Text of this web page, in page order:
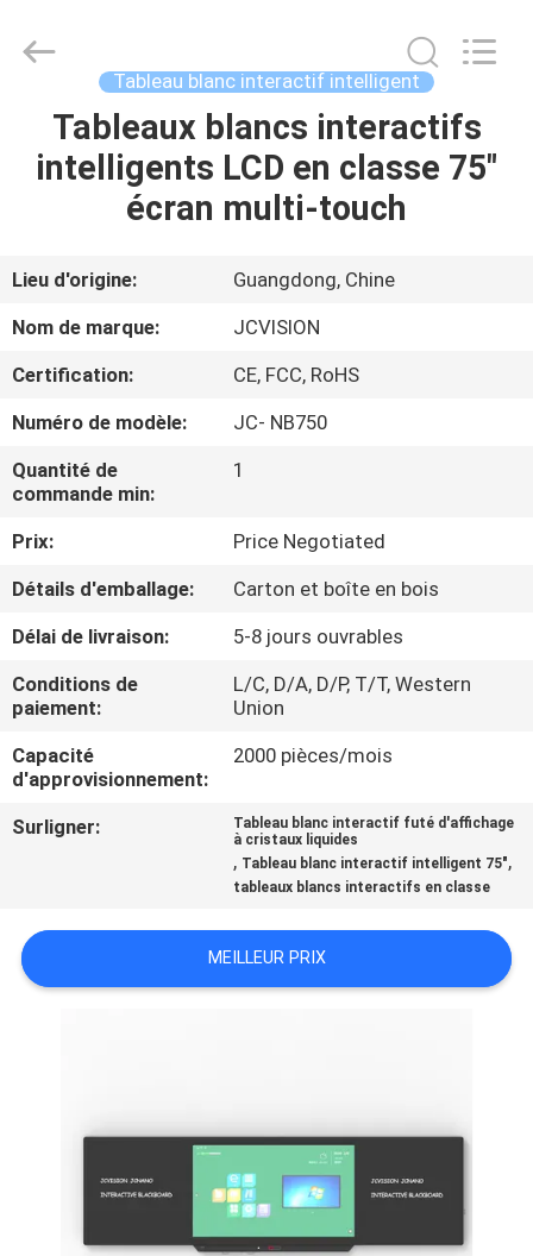
LA
MAISON
PRODUITS
À
DE
NOUS
VISITE
DE
L'USINE
CONTRÔLE
DE
LA
QUALITÉ
CONTACTER
AFFAIRES
Interactive
Technology
Tableau blanc interactif intelligent
Tableaux blancs interactifs
intelligents LCD en classe 75"
écran multi-touch
Lieu d'origine:
Guangdong, Chine
Nom de marque:
JCVISION
Certification:
CE, FCC, RoHS
Numéro de modèle:
JC- NB750
Quantité de
commande min:
1
Prix:
Price Negotiated
Détails d'emballage:
Carton et boîte en bois
Délai de livraison:
5-8 jours ouvrables
Conditions de
paiement:
L/C, D/A, D/P, T/T, Western
Union
Capacité
d'approvisionnement:
2000 pièces/mois
Surligner:
Tableau blanc interactif futé d'affichage
à cristaux liquides
, Tableau blanc interactif intelligent 75",
tableaux blancs interactifs en classe
MEILLEUR PRIX